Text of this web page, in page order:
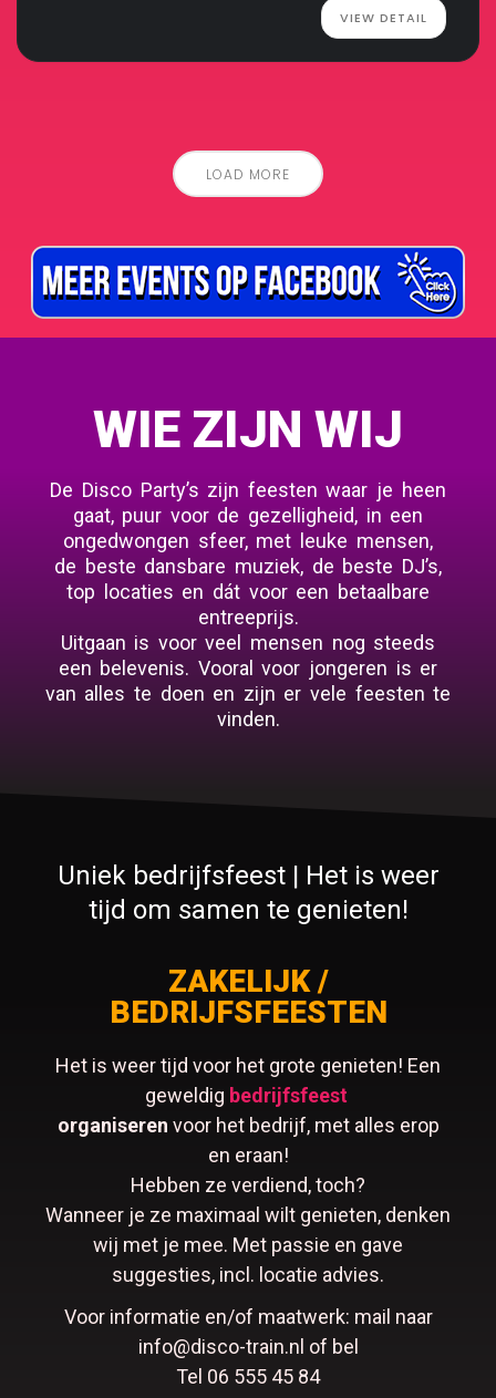
VIEW DETAIL
LOAD MORE
WIE ZIJN WIJ
De Disco Party’s zijn feesten waar je heen
gaat, puur voor de gezelligheid, in een
ongedwongen sfeer, met leuke mensen,
de beste dansbare muziek, de beste DJ’s,
top locaties en dát voor een betaalbare
entreeprijs.
Uitgaan is voor veel mensen nog steeds
een belevenis. Vooral voor jongeren is er
van alles te doen en zijn er vele feesten te
vinden.
Uniek bedrijfsfeest | Het is weer
tijd om samen te genieten!
ZAKELIJK /
BEDRIJFSFEESTEN
Het is weer tijd voor het grote genieten! Een
geweldig bedrijfsfeest
organiseren voor het bedrijf, met alles erop
en eraan!
Hebben ze verdiend, toch?
Wanneer je ze maximaal wilt genieten, denken
wij met je mee. Met passie en gave
suggesties, incl. locatie advies.
Voor informatie en/of maatwerk: mail naar
info@disco-train.nl of bel
Tel 06 555 45 84